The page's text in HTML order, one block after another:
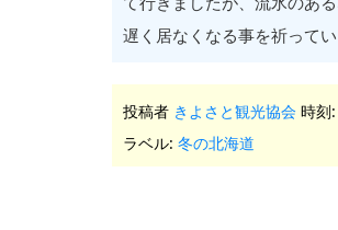
遅く居なくなる事を祈ってい
投稿者 きよさと観光協会 時刻:
ラベル: 冬の北海道